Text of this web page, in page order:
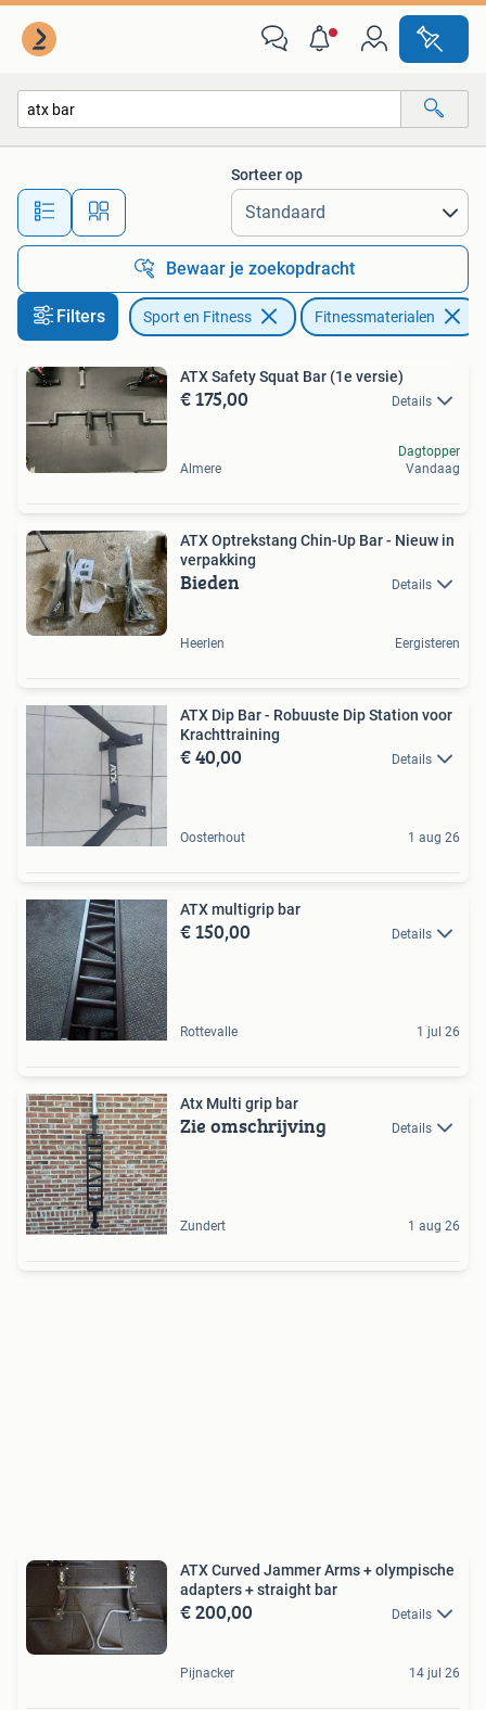
Alle afstanden…
Sorteer op
Bewaar je zoekopdracht
Filters Sport en Fitness Fitnessmaterialen
ATX Safety Squat Bar (1e versie)
€ 175,00 Details
Almere
Dagtopper
Vandaag
ATX Optrekstang Chin-Up Bar - Nieuw in
verpakking
Bieden Details
Heerlen Eergisteren
ATX Dip Bar - Robuuste Dip Station voor
Krachttraining
€ 40,00 Details
Oosterhout 1 aug 26
ATX multigrip bar
€ 150,00 Details
Rottevalle 1 jul 26
Atx Multi grip bar
Zie omschrijving Details
Zundert 1 aug 26
ATX Curved Jammer Arms + olympische
adapters + straight bar
€ 200,00 Details
Pijnacker 14 jul 26